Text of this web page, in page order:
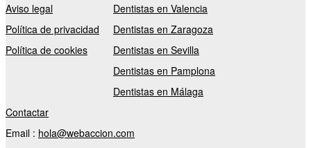
Aviso legal
Política de privacidad
Política de cookies
Dentistas en Valencia
Dentistas en Zaragoza
Dentistas en Sevilla
Dentistas en Pamplona
Dentistas en Málaga
Contactar
Email : hola@webaccion.com